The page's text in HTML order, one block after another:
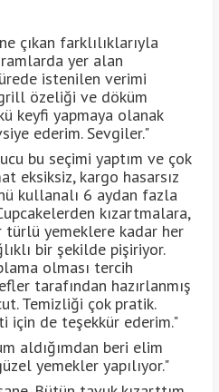
çıkan farklılıklarıyla
yer alan
istenilen verimi
özeliği ve döküm
keyfi yapmaya olanak
ederim. Sevgiler."
bu seçimi yaptım ve çok
eksiksiz, kargo hasarsız
kullanalı 6 aydan fazla
kızartmalara,
yemeklere kadar her
bir şekilde pişiriyor.
olması tercih
tarafından hazırlanmış
Temizliği çok pratik.
için de teşekkür ederim."
aldığımdan beri elim
yemekler yapılıyor."